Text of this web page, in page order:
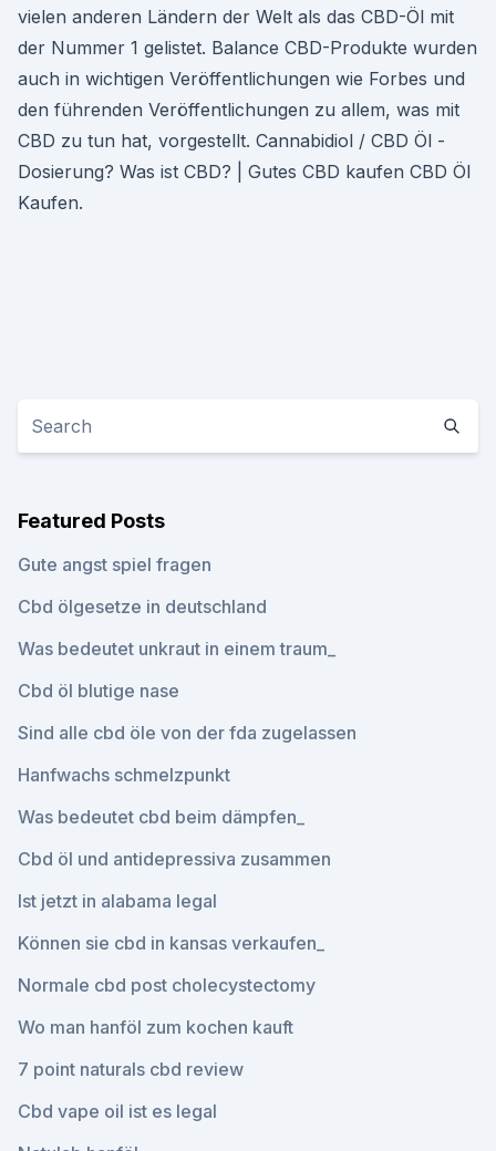
vielen anderen Ländern der Welt als das CBD-Öl mit
der Nummer 1 gelistet. Balance CBD-Produkte wurden
auch in wichtigen Veröffentlichungen wie Forbes und
den führenden Veröffentlichungen zu allem, was mit
CBD zu tun hat, vorgestellt. Cannabidiol / CBD Öl -
Dosierung? Was ist CBD? | Gutes CBD kaufen CBD Öl
Kaufen.
Featured Posts
Gute angst spiel fragen
Cbd ölgesetze in deutschland
Was bedeutet unkraut in einem traum_
Cbd öl blutige nase
Sind alle cbd öle von der fda zugelassen
Hanfwachs schmelzpunkt
Was bedeutet cbd beim dämpfen_
Cbd öl und antidepressiva zusammen
Ist jetzt in alabama legal
Können sie cbd in kansas verkaufen_
Normale cbd post cholecystectomy
Wo man hanföl zum kochen kauft
7 point naturals cbd review
Cbd vape oil ist es legal